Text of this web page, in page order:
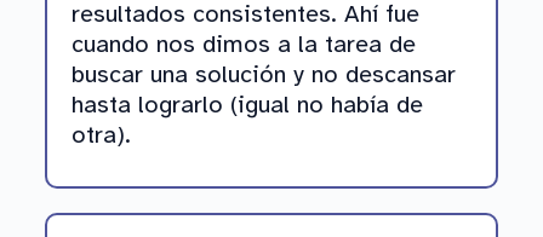
resultados consistentes. Ahí fue
cuando nos dimos a la tarea de
buscar una solución y no descansar
hasta lograrlo (igual no había de
otra).